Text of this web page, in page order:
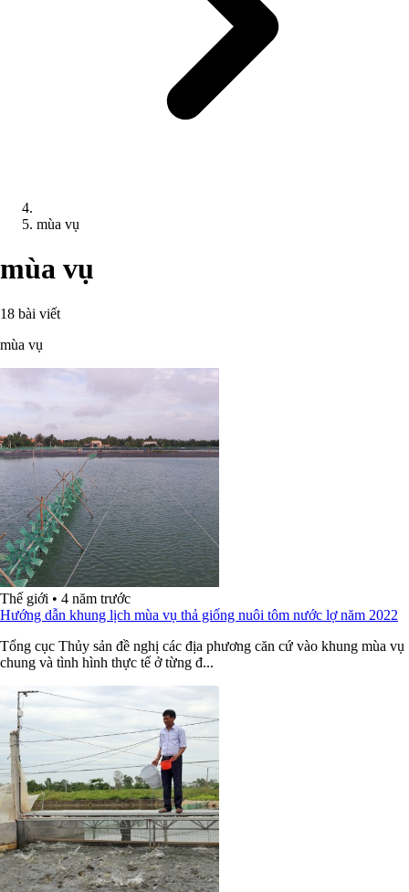
mùa vụ
mùa vụ
18 bài viết
mùa vụ
Thế giới • 4 năm trước
Hướng dẫn khung lịch mùa vụ thả giống nuôi tôm nước lợ năm 2022
Tổng cục Thủy sản đề nghị các địa phương căn cứ vào khung mùa vụ
chung và tình hình thực tế ở từng đ...